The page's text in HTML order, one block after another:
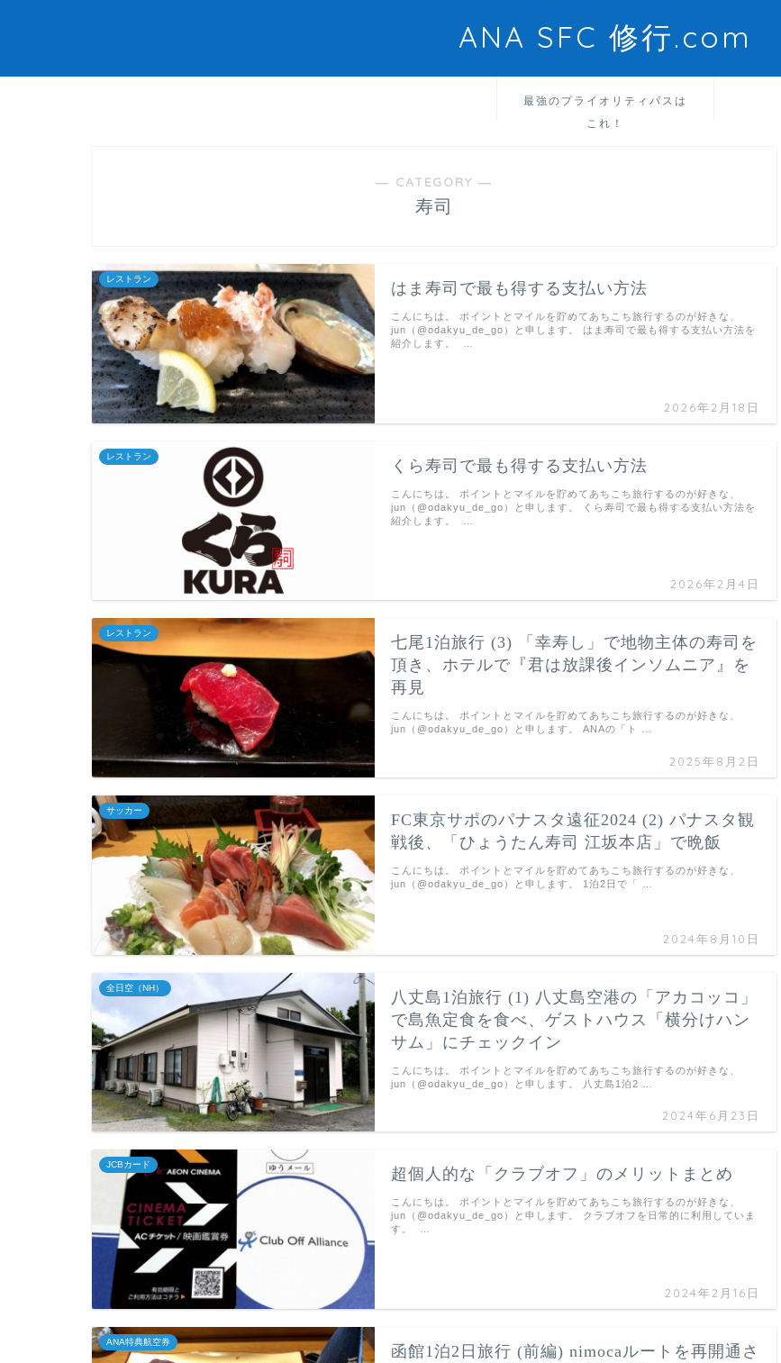
ANA SFC 修行.com
最強のプライオリティパスは
これ！
― CATEGORY ―
寿司
レストラン
はま寿司で最も得する支払い方法
2026年2月18日
こんにちは。 ポイントとマイルを貯めてあちこち旅行するのが好きな、
jun（@odakyu_de_go）と申します。 はま寿司で最も得する支払い方法を
紹介します。 …
レストラン
くら寿司で最も得する支払い方法
2026年2月4日
こんにちは。 ポイントとマイルを貯めてあちこち旅行するのが好きな、
jun（@odakyu_de_go）と申します。 くら寿司で最も得する支払い方法を
紹介します。 …
レストラン
七尾1泊旅行 (3) 「幸寿し」で地物主体の寿司を
頂き、ホテルで『君は放課後インソムニア』を
再見
2025年8月2日
こんにちは。 ポイントとマイルを貯めてあちこち旅行するのが好きな、
jun（@odakyu_de_go）と申します。 ANAの「ト …
サッカー
FC東京サポのパナスタ遠征2024 (2) パナスタ観
戦後、「ひょうたん寿司 江坂本店」で晩飯
2024年8月10日
こんにちは。 ポイントとマイルを貯めてあちこち旅行するのが好きな、
jun（@odakyu_de_go）と申します。 1泊2日で「 …
全日空（NH）
八丈島1泊旅行 (1) 八丈島空港の「アカコッコ」
で島魚定食を食べ、ゲストハウス「横分けハン
サム」にチェックイン
2024年6月23日
こんにちは。 ポイントとマイルを貯めてあちこち旅行するのが好きな、
jun（@odakyu_de_go）と申します。 八丈島1泊2 …
JCBカード
超個人的な「クラブオフ」のメリットまとめ
2024年2月16日
こんにちは。 ポイントとマイルを貯めてあちこち旅行するのが好きな、
jun（@odakyu_de_go）と申します。 クラブオフを日常的に利用していま
す。 …
ANA特典航空券
函館1泊2日旅行 (前編) nimocaルートを再開通さ